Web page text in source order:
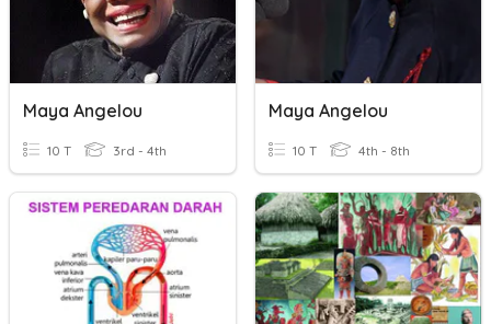
Maya Angelou
10 T 3rd - 4th
Maya Angelou
10 T 4th - 8th